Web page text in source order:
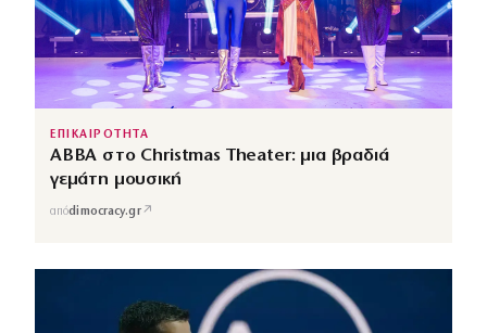
ΕΠΙΚΑΙΡΟΤΗΤΑ
ABBA στο Christmas Theater: μια βραδιά
γεμάτη μουσική
απόdimocracy.gr↗